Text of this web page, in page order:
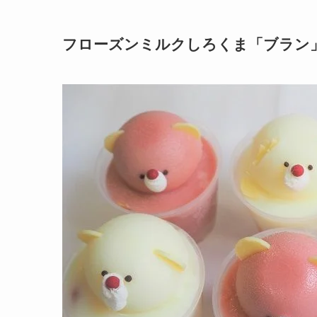
フローズンミルクしろくま「ブラン